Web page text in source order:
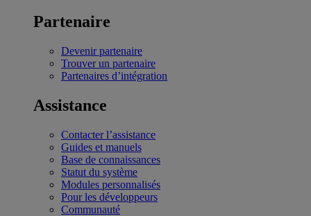
Partenaire
Devenir partenaire
Trouver un partenaire
Partenaires d’intégration
Assistance
Contacter l’assistance
Guides et manuels
Base de connaissances
Statut du système
Modules personnalisés
Pour les développeurs
Communauté